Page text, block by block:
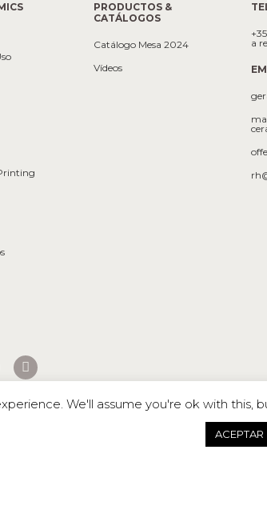
PRODUCTOS &
CATÁLOGOS
Catálogo Mesa 2024
Vídeos
a
We'll assume you're ok with this,
ACEPTAR